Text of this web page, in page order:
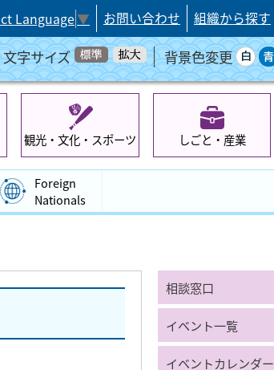
Language▼ お問い合わせ 組織から探す
文字サイズ 背景色変更
観光・文化・スポーツ しごと・産業
Foreign
Nationals
相談窓口
イベント一覧
イベントカレンダー